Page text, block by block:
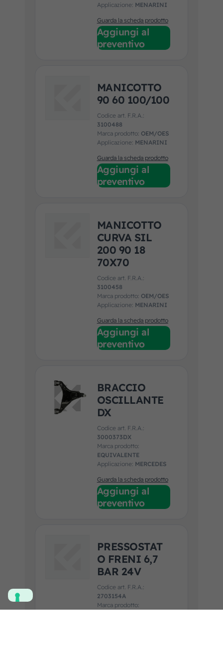
Applicazione: MENARINI
Guarda la scheda prodotto
Aggiungi al
preventivo
MANICOTTO
90 60 100/100
Codice art. F.R.A.:
3100488
Marca prodotto: OEM/OES
Applicazione: MENARINI
Guarda la scheda prodotto
Aggiungi al
preventivo
MANICOTTO
CURVA SIL
200 90 18
70X70
Codice art. F.R.A.:
3100458
Marca prodotto: OEM/OES
Applicazione: MENARINI
Guarda la scheda prodotto
Aggiungi al
preventivo
BRACCIO
OSCILLANTE
DX
Codice art. F.R.A.:
3000373DX
Marca prodotto:
EQUIVALENTE
Applicazione: MERCEDES
Guarda la scheda prodotto
Aggiungi al
preventivo
PRESSOSTAT
O FRENI 6,7
BAR 24V
Codice art. F.R.A.:
2703154A
Marca prodotto: